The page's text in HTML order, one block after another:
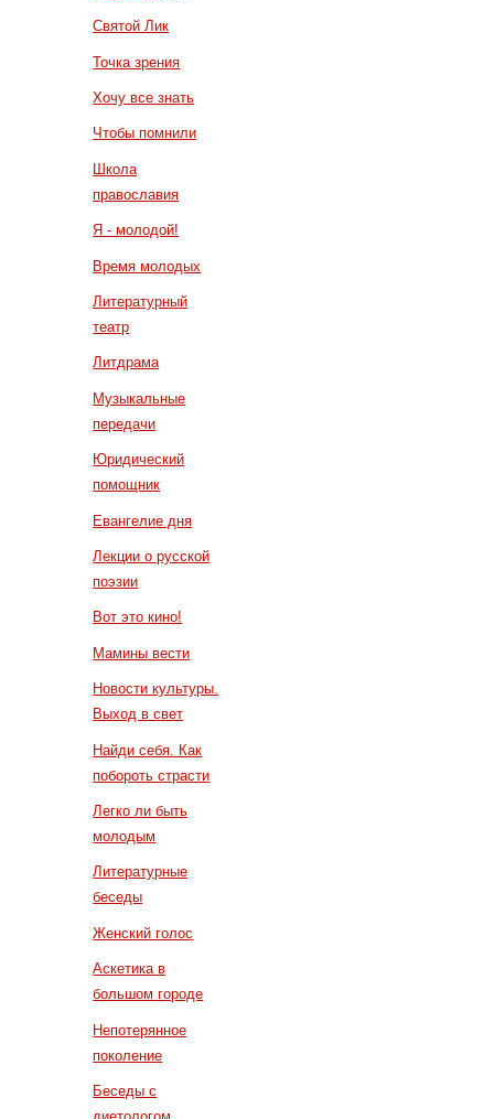
Святой Лик
Точка зрения
Хочу все знать
Чтобы помнили
Школа
православия
Я - молодой!
Время молодых
Литературный
театр
Литдрама
Музыкальные
передачи
Юридический
помощник
Евангелие дня
Лекции о русской
поэзии
Вот это кино!
Мамины вести
Новости культуры.
Выход в свет
Найди себя. Как
побороть страсти
Легко ли быть
молодым
Литературные
беседы
Женский голос
Аскетика в
большом городе
Непотерянное
поколение
Беседы с